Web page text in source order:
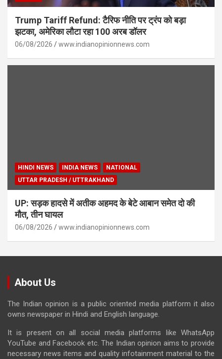
Trump Tariff Refund: टैरिफ नीति पर ट्रंप को बड़ा
झटका, अमेरिका लौटा रहा 100 अरब डॉलर
06/08/2026 www.indianopinionnews.com
HINDI NEWS INDIA NEWS
NATIONAL
UTTAR PRADESH / UTTRAKHAND
UP: सड़क हादसे में अतीक अहमद के बेटे आबान समेत दो की
मौत, तीन घायल
06/08/2026 www.indianopinionnews.com
About Us
The Indian opinion is a public oriented media platform it also
owns newspaper in Hindi and English language.
It is present on all social media platforms like WhatsApp
YouTube and Facebook etc. The Indian opinion aims to provide
necessary news items and quality infotainment material to the